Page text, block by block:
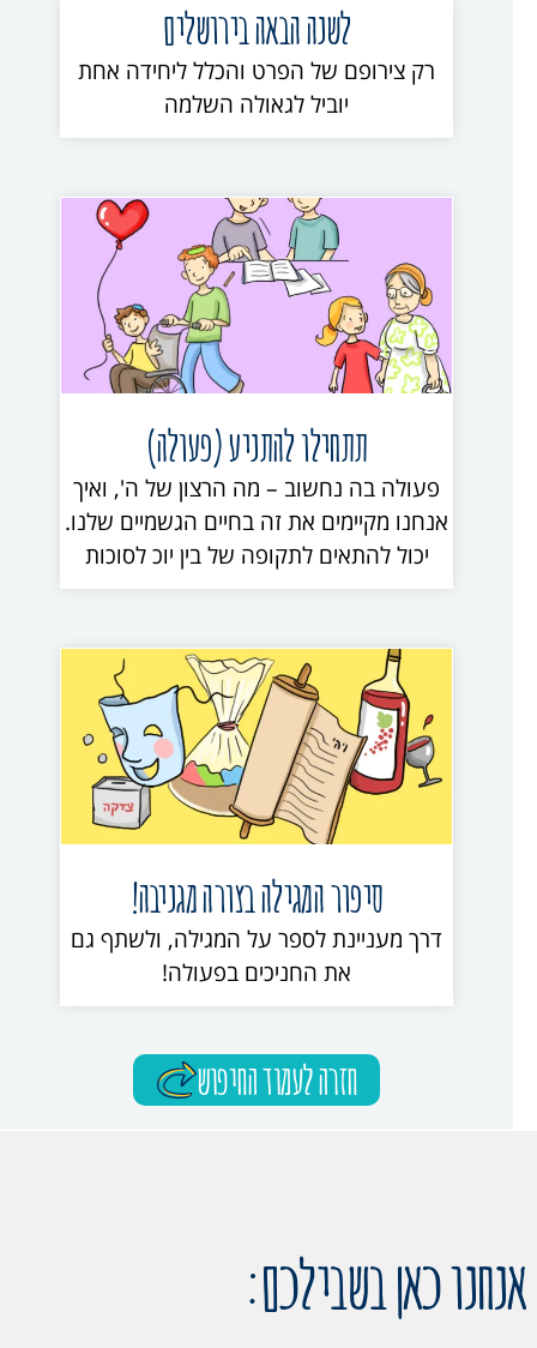
לשנה הבאה בירושלים
רק צירופם של הפרט והכלל ליחידה אחת
יוביל לגאולה השלמה
תתחילו להתניע (פעולה)
פעולה בה נחשוב – מה הרצון של ה', ואיך
אנחנו מקיימים את זה בחיים הגשמיים שלנו.
יכול להתאים לתקופה של בין יוכ לסוכות
סיפור המגילה בצורה מגניבה!
דרך מעניינת לספר על המגילה, ולשתף גם
את החניכים בפעולה!
חזרה לעמוד החיפוש
אנחנו כאן בשבילכם: